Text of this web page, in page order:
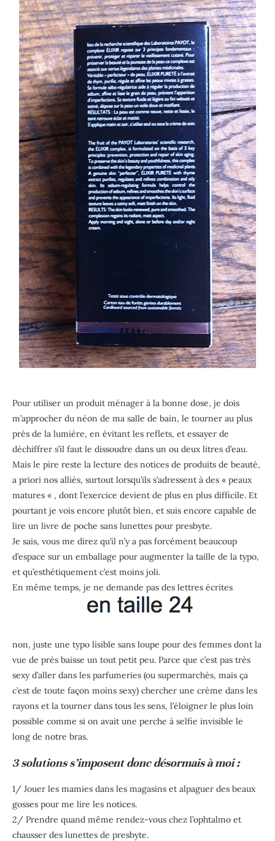
Pour utiliser un produit ménager à la bonne dose, je dois
m’approcher du néon de ma salle de bain, le tourner au plus
près de la lumière, en évitant les reflets, et essayer de
déchiffrer s’il faut le dissoudre dans un ou deux litres d’eau.
Mais le pire reste la lecture des notices de produits de beauté,
a priori nos alliés, surtout lorsqu’ils s’adressent à des « peaux
matures « , dont l’exercice devient de plus en plus difficile. Et
pourtant je vois encore plutôt bien, et suis encore capable de
lire un livre de poche sans lunettes pour presbyte.
Je sais, vous me direz qu’il n’y a pas forcément beaucoup
d’espace sur un emballage pour augmenter la taille de la typo,
et qu’esthétiquement c’est moins joli.
En même temps, je ne demande pas des lettres écrites
non, juste une typo lisible sans loupe pour des femmes dont la
vue de près baisse un tout petit peu. Parce que c’est pas très
sexy d’aller dans les parfumeries (ou supermarchés, mais ça
c’est de toute façon moins sexy) chercher une crème dans les
rayons et la tourner dans tous les sens, l’éloigner le plus loin
possible comme si on avait une perche à selfie invisible le
long de notre bras.
3 solutions s’imposent donc désormais à moi :
1/ Jouer les mamies dans les magasins et alpaguer des beaux
gosses pour me lire les notices.
2/ Prendre quand même rendez-vous chez l’ophtalmo et
chausser des lunettes de presbyte.